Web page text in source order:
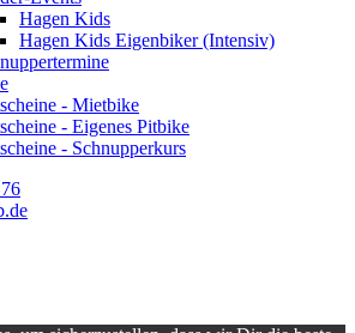
Hagen Kids
Hagen Kids Eigenbiker (Intensiv)
- Mietbike
- Eigenes Pitbike
- Schnupperkurs